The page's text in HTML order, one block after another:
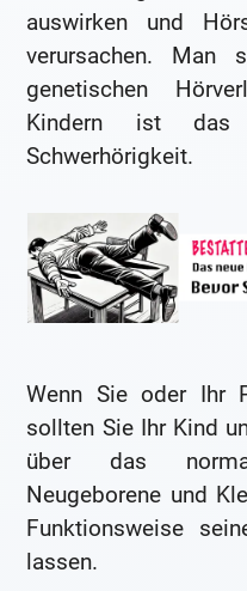
auswirken und
verursachen. Man
genetischen
Kindern ist
Schwerhörigkeit.
Wenn Sie oder Ihr
sollten Sie Ihr Kind
über das
Neugeborene und
Funktionsweise
lassen.